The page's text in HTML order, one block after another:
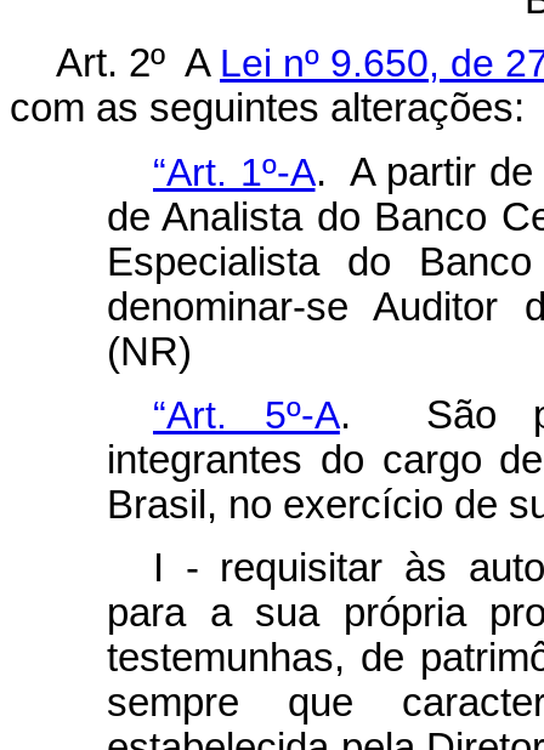
Art. 2º A Lei nº 9.650, de
com as seguintes alterações:
“Art. 1º-A. A partir de
de Analista do Banco
Especialista do
denominar-se Auditor
(NR)
“Art. 5º-A. São
integrantes do cargo
Brasil, no exercício de
I - requisitar às
para a sua própria
testemunhas, de
sempre que